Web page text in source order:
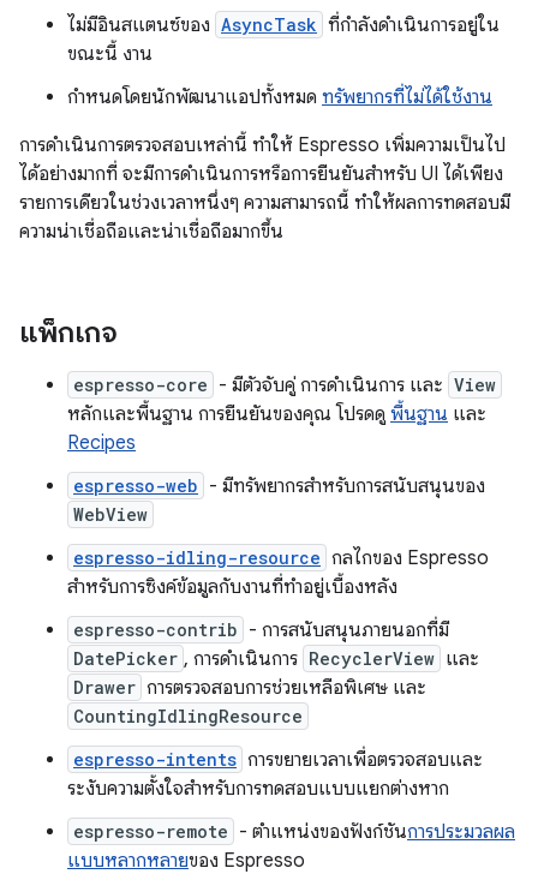
ไม่มีอินสแตนซ์ของ AsyncTask ที่กำลังดำเนินการอยู่ใน
ขณะนี้ งาน
กำหนดโดยนักพัฒนาแอปทั้งหมด ทรัพยากรที่ไม่ได้ใช้งาน
การดำเนินการตรวจสอบเหล่านี้ ทำให้ Espresso เพิ่มความเป็นไป
ได้อย่างมากที่ จะมีการดำเนินการหรือการยืนยันสำหรับ UI ได้เพียง
รายการเดียวในช่วงเวลาหนึ่งๆ ความสามารถนี้ ทำให้ผลการทดสอบมี
ความน่าเชื่อถือและน่าเชื่อถือมากขึ้น
แพ็กเกจ
espresso-core - มีตัวจับคู่ การดำเนินการ และ View
หลักและพื้นฐาน การยืนยันของคุณ โปรดดู พื้นฐาน และ
Recipes
espresso-web - มีทรัพยากรสำหรับการสนับสนุนของ
WebView
espresso-idling-resource กลไกของ Espresso
สำหรับการซิงค์ข้อมูลกับงานที่ทำอยู่เบื้องหลัง
espresso-contrib - การสนับสนุนภายนอกที่มี
DatePicker , การดำเนินการ RecyclerView และ
Drawer การตรวจสอบการช่วยเหลือพิเศษ และ
CountingIdlingResource
espresso-intents การขยายเวลาเพื่อตรวจสอบและ
ระงับความตั้งใจสำหรับการทดสอบแบบแยกต่างหาก
espresso-remote - ตำแหน่งของฟังก์ชันการประมวลผล
แบบหลากหลายของ Espresso